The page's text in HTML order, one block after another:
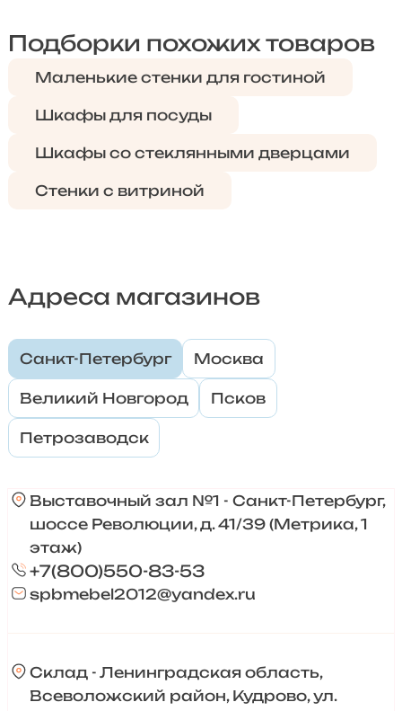
Подборки похожих товаров
Маленькие стенки для гостиной
Шкафы для посуды
Шкафы со стеклянными дверцами
Стенки с витриной
Адреса магазинов
Санкт-Петербург Москва
Великий Новгород Псков
Петрозаводск
Выставочный зал №1 - Санкт-Петербург,
шоссе Революции, д. 41/39 (Метрика, 1
этаж)
+7(800)550-83-53
spbmebel2012@yandex.ru
Склад - Ленинградская область,
Всеволожский район, Кудрово, ул.